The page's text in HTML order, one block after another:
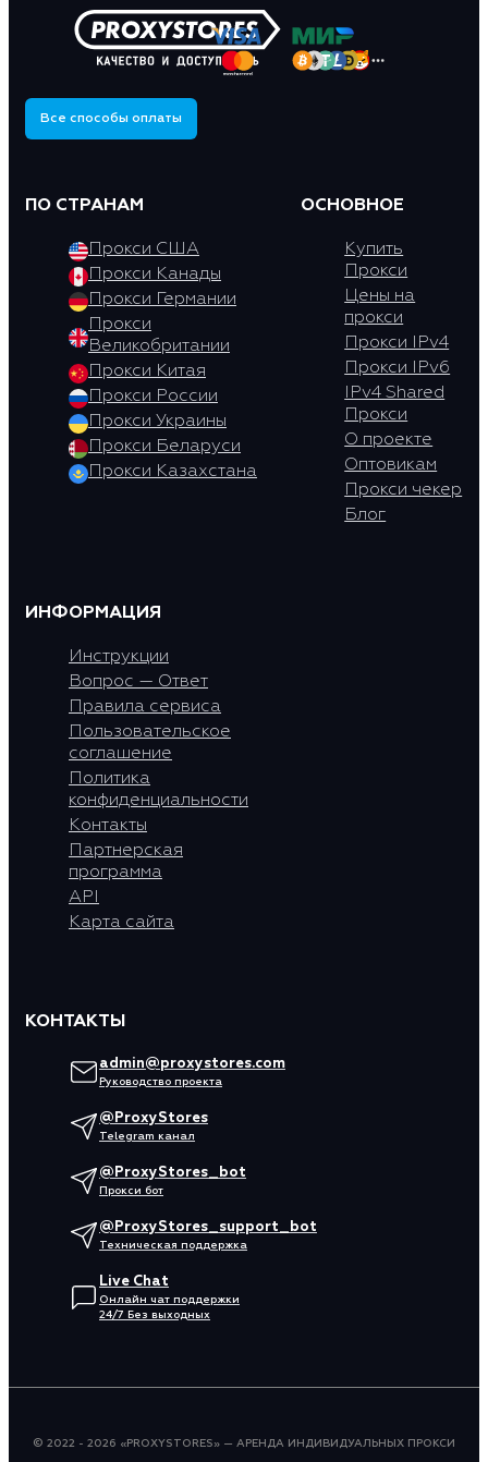
Все способы оплаты
ПО СТРАНАМ
Прокси США
Прокси Канады
Прокси Германии
Прокси
Великобритании
Прокси Китая
Прокси России
Прокси Украины
Прокси Беларуси
Прокси Казахстана
ОСНОВНОЕ
Купить
Прокси
Цены на
прокси
Прокси IPv4
Прокси IPv6
IPv4 Shared
Прокси
О проекте
Оптовикам
Прокси чекер
Блог
ИНФОРМАЦИЯ
Инструкции
Вопрос — Ответ
Правила сервиса
Пользовательское
соглашение
Политика
конфиденциальности
Контакты
Партнерская
программа
API
Карта сайта
КОНТАКТЫ
admin@proxystores.com
Руководство проекта
@ProxyStores
Telegram канал
@ProxyStores_bot
Прокси бот
@ProxyStores_support_bot
Техническая поддержка
Live Chat
Онлайн чат поддержки
24/7 Без выходных
© 2022 - 2026 «PROXYSTORES» — АРЕНДА ИНДИВИДУАЛЬНЫХ ПРОКСИ